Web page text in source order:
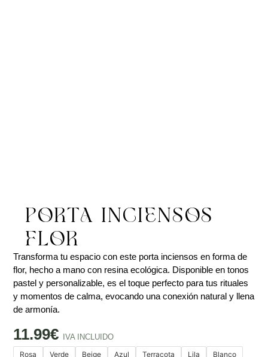
PORTA INCIENSOS
FLOR
Transforma tu espacio con este porta inciensos en forma de
flor, hecho a mano con resina ecológica. Disponible en tonos
pastel y personalizable, es el toque perfecto para tus rituales
y momentos de calma, evocando una conexión natural y llena
de armonía.
11.99€ IVA INCLUIDO
Rosa
Verde Beige Azul Terracota Lila Blanco